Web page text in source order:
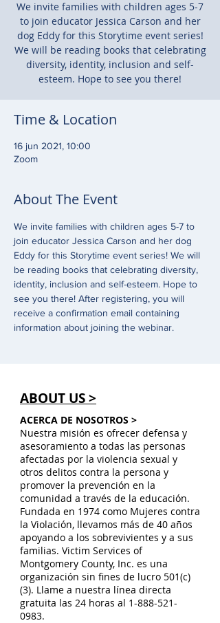
We invite families with children ages 5-7
to join educator Jessica Carson and her
dog Eddy for this Storytime event series!
We will be reading books that celebrating
diversity, identity, inclusion and self-
esteem. Hope to see you there!
Time & Location
16 jun 2021, 10:00
Zoom
About The Event
We invite families with children ages 5-7 to
join educator Jessica Carson and her dog
Eddy for this Storytime event series! We will
be reading books that celebrating diversity,
identity, inclusion and self-esteem. Hope to
see you there! After registering, you will
receive a confirmation email containing
information about joining the webinar.
ABOUT US >
ACERCA DE NOSOTROS >
Nuestra misión es ofrecer defensa y
asesoramiento a todas las personas
afectadas por la violencia sexual y
otros delitos contra la persona y
promover la prevención en la
comunidad a través de la educación.
Fundada en 1974 como Mujeres contra
la Violación, llevamos más de 40 años
apoyando a los sobrevivientes y a sus
familias. Victim Services of
Montgomery County, Inc. es una
organización sin fines de lucro 501(c)
(3). Llame a nuestra línea directa
gratuita las 24 horas al 1-888-521-
0983.